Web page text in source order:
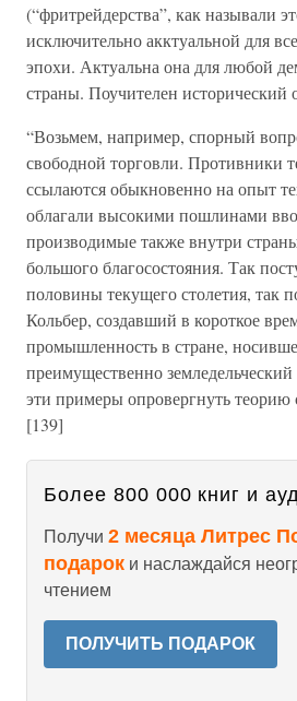
(“фритрейдерства”, как называли
исключительно акктуальной для
эпохи. Актуальна она для любой
страны. Поучителен исторический
“Возьмем, например, спорный
свободной торговли. Противники
ссылаются обыкновенно на опыт
облагали высокими пошлинами
производимые также внутри
большого благосостояния. Так
половины текущего столетия, так
Кольбер, создавший в короткое
промышленность в стране,
преимущественно
эти примеры опровергнуть теорию
[139]
Более 800 000 книг и
Получи 2 месяца Литрес
подарок и наслаждайся
чтением
ПОЛУЧИТЬ ПОДАРОК